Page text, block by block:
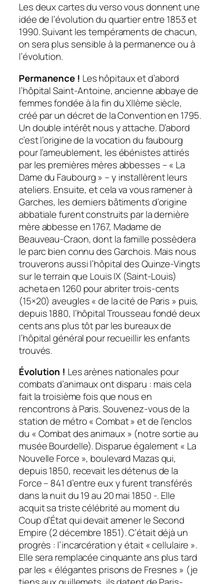
Les deux cartes du verso vous donnent une
idée de l’évolution du quartier entre 1853 et
1990. Suivant les tempéraments de chacun,
on sera plus sensible à la permanence ou à
l’évolution.
Permanence ! Les hôpitaux et d’abord
l’hôpital Saint-Antoine, ancienne abbaye de
femmes fondée à la fin du XIIème siècle,
créé par un décret de la Convention en 1795.
Un double intérêt nous y attache. D’abord
c’est l’origine de la vocation du faubourg
pour l’ameublement, les ébénistes attirés
par les premières mères abbesses – « La
Dame du Faubourg » – y installèrent leurs
ateliers. Ensuite, et cela va vous ramener à
Garches, les derniers bâtiments d’origine
abbatiale furent construits par la dernière
mère abbesse en 1767, Madame de
Beauveau-Craon, dont la famille possèdera
le parc bien connu des Garchois. Mais nous
trouverons aussi l’hôpital des Quinze-Vingts
sur le terrain que Louis IX (Saint-Louis)
acheta en 1260 pour abriter trois-cents
(15×20) aveugles « de la cité de Paris » puis,
depuis 1880, l’hôpital Trousseau fondé deux
cents ans plus tôt par les bureaux de
l’hôpital général pour recueillir les enfants
trouvés.
Évolution ! Les arènes nationales pour
combats d’animaux ont disparu : mais cela
fait la troisième fois que nous en
rencontrons à Paris. Souvenez-vous de la
station de métro « Combat » et de l’enclos
du « Combat des animaux » (notre sortie au
musée Bourdelle). Disparue également « La
Nouvelle Force », boulevard Mazas qui,
depuis 1850, recevait les détenus de la
Force – 841 d’entre eux y furent transférés
dans la nuit du 19 au 20 mai 1850 -. Elle
acquit sa triste célébrité au moment du
Coup d’État qui devait amener le Second
Empire (2 décembre 1851). C’était déjà un
progrès : l’incarcération y était « cellulaire ».
Elle sera remplacée cinquante ans plus tard
par les « élégantes prisons de Fresnes » (je